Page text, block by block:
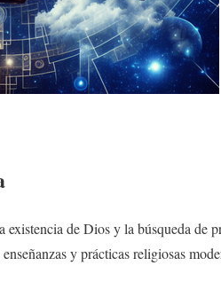
de Dios y la búsqueda de
y prácticas religiosas